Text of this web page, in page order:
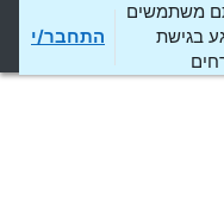
משתמשים
בגישת
התחבר/י